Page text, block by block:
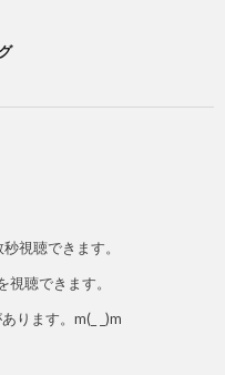
視聴できます。
聴できます。
ります。m(_ _)m